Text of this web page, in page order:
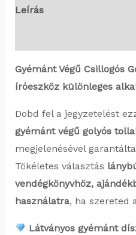
Leírás
Gyémánt Végű Csillogós
íróeszköz különleges
Dobd fel a jegyzetelést
gyémánt végű golyós
megjelenésével
Tökéletes választás
vendégkönyvhöz,
használatra, ha szereted
Látványos gyémánt